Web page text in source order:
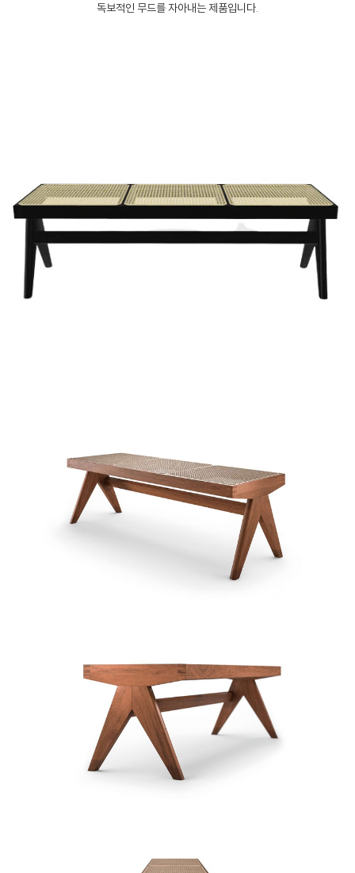
독보적인 무드를 자아내는 제품입니다.